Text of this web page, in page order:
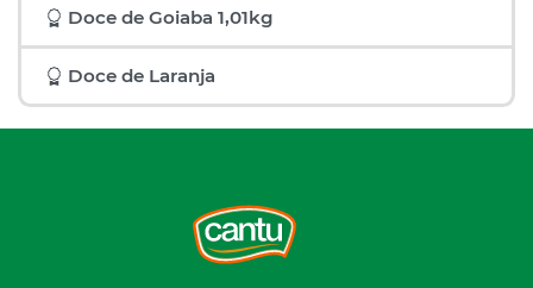
Doce de Goiaba 1,01kg
Doce de Laranja